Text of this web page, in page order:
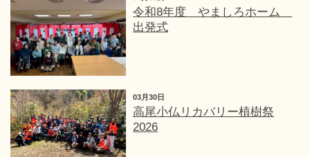
令和8年度 やましろホーム
出発式
03月30日
高尾小仏リカバリー植樹祭
2026